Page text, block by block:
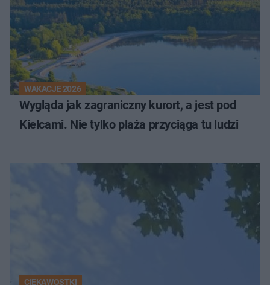
WAKACJE 2026
Wygląda jak zagraniczny kurort, a jest pod
Kielcami. Nie tylko plaża przyciąga tu ludzi
CIEKAWOSTKI